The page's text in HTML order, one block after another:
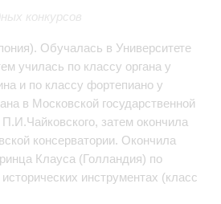
конкурсов
Обучалась в Университете
училась по классу органа у
и по классу фортепиано у
в Московской государственной
затем окончила
консерватории. Окончила
Клауса (Голландия) по
инструментах (класс